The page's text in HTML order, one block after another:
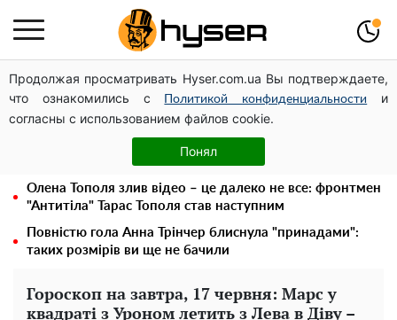
Продолжая просматривать Hyser.com.ua Вы подтверждаете,
что ознакомились с
Политикой конфиденциальности
и
согласны с использованием файлов cookie.
Понял
Новий притулок для осколків ОПЗЖ: як "Партія миру"
Новинського знову з'явилася в інформаційному полі
Павло Прудніков та його дивовижна кар'єра від актора
у російському театрі до номінанта у керівники
Федерації профспілок
Олена Тополя злив відео – це далеко не все: фронтмен
"Антитіла" Тарас Тополя став наступним
Повністю гола Анна Трінчер блиснула "принадами":
таких розмірів ви ще не бачили
Гороскоп на завтра, 17 червня: Марс у
квадраті з Уроном летить з Лева в Діву –